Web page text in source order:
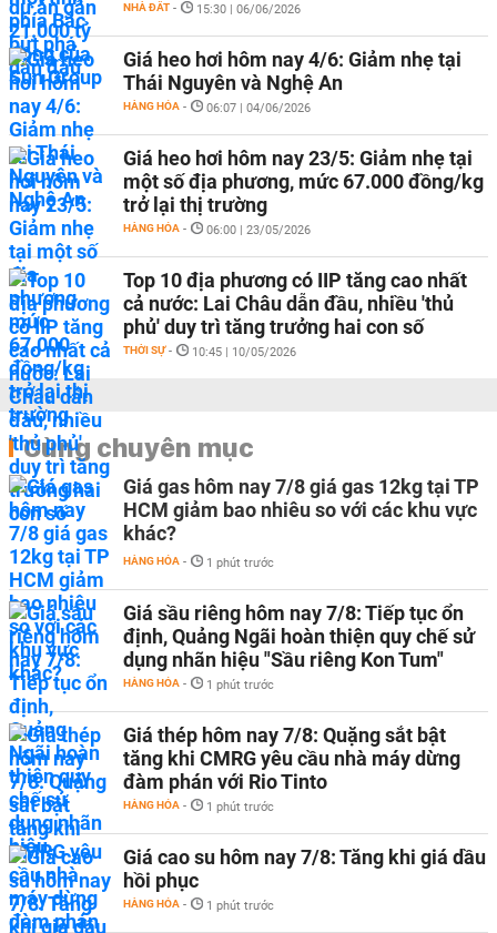
NHÀ ĐẤT - 15:30 | 06/06/2026
Giá heo hơi hôm nay 4/6: Giảm nhẹ tại
Thái Nguyên và Nghệ An
HÀNG HÓA - 06:07 | 04/06/2026
Giá heo hơi hôm nay 23/5: Giảm nhẹ tại
một số địa phương, mức 67.000 đồng/kg
trở lại thị trường
HÀNG HÓA - 06:00 | 23/05/2026
Top 10 địa phương có IIP tăng cao nhất
cả nước: Lai Châu dẫn đầu, nhiều 'thủ
phủ' duy trì tăng trưởng hai con số
THỜI SỰ - 10:45 | 10/05/2026
Cùng chuyên mục
Giá gas hôm nay 7/8 giá gas 12kg tại TP
HCM giảm bao nhiêu so với các khu vực
khác?
HÀNG HÓA - 1 phút trước
Giá sầu riêng hôm nay 7/8: Tiếp tục ổn
định, Quảng Ngãi hoàn thiện quy chế sử
dụng nhãn hiệu "Sầu riêng Kon Tum"
HÀNG HÓA - 1 phút trước
Giá thép hôm nay 7/8: Quặng sắt bật
tăng khi CMRG yêu cầu nhà máy dừng
đàm phán với Rio Tinto
HÀNG HÓA - 1 phút trước
Giá cao su hôm nay 7/8: Tăng khi giá dầu
hồi phục
HÀNG HÓA - 1 phút trước